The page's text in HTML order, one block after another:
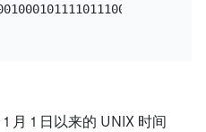
月 1 日以来的 UNIX 时间